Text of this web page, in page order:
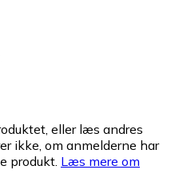
eller læs andres
ikke, om anmelderne har
produkt. Læs mere om